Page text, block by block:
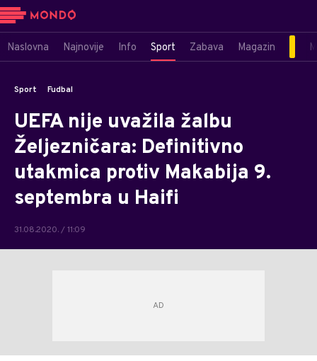
Naslovna Najnovije Info Sport Zabava Magazin
Sport Fudbal
UEFA nije uvažila žalbu
Željezničara: Definitivno
utakmica protiv Makabija 9.
septembra u Haifi
31.08.2020. / 11:09